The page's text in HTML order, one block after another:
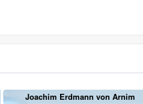
Joachim Erdmann von Arnim